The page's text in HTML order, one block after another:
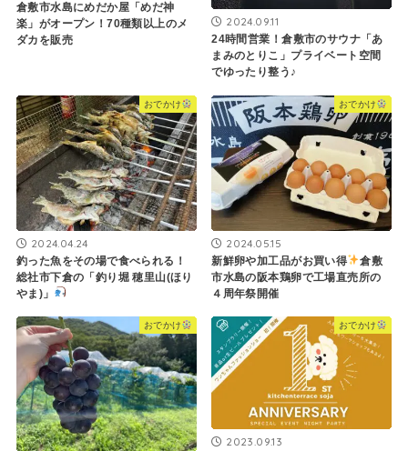
倉敷市水島にめだか屋「めだ神
楽」がオープン！70種類以上のメ
ダカを販売
2024.09.11
24時間営業！倉敷市のサウナ「あ
まみのとりこ」プライベート空間
でゆったり整う♪
おでかけ
2024.04.24
釣った魚をその場で食べられる！
総社市下倉の「釣り堀 穂里山(ほり
やま)」
おでかけ
2024.05.15
新鮮卵や加工品がお買い得
倉敷
市水島の阪本鶏卵で工場直売所の
４周年祭開催
おでかけ おでかけ
2023.09.13